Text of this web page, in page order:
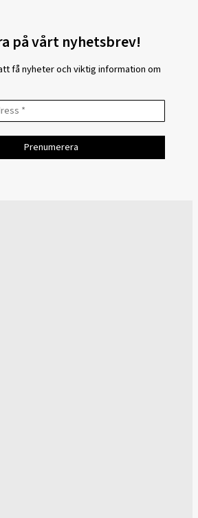
på vårt nyhetsbrev!
få nyheter och viktig information om